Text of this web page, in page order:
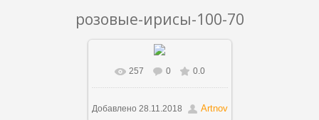
розовые-ирисы-100-70
В реальном размере
960x685/ 177.9Kb
257 0 0.0
Добавлено 28.11.2018 Artnov